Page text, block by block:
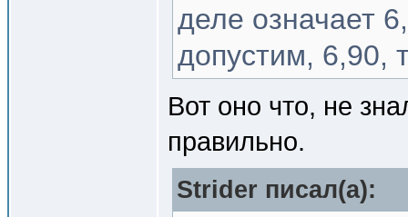
деле означает
допустим, 6,90,
Вот оно что, не
правильно.
Strider писал(a):